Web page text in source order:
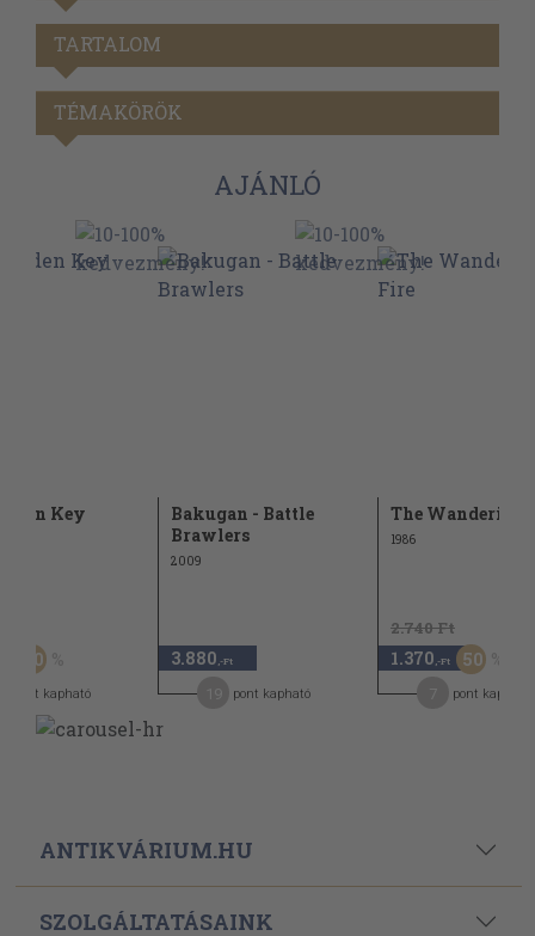
TARTALOM
TÉMAKÖRÖK
AJÁNLÓ
Key
50
pont kapható
Bakugan - Battle
Brawlers
2009
3.880 ,-Ft
pont kapható
The Wandering
1986
2.740 Ft
1.370 ,-Ft 50
pont kapható
ANTIKVÁRIUM.HU
SZOLGÁLTATÁSAINK